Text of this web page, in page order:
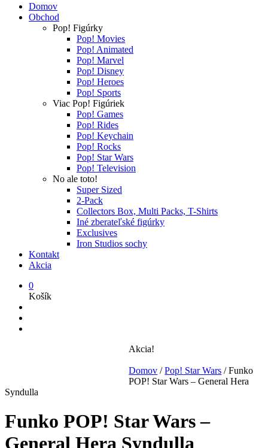
Domov
Obchod
Pop! Figúrky
Pop! Movies
Pop! Animated
Pop! Marvel
Pop! Disney
Pop! Heroes
Pop! Sports
Viac Pop! Figúriek
Pop! Games
Pop! Rides
Pop! Keychain
Pop! Rocks
Pop! Star Wars
Pop! Television
No ale toto!
Super Sized
2-Pack
Collectors Box, Multi Packs, T-Shirts
Iné zberateľské figúrky
Exclusives
Iron Studios sochy
Kontakt
Akcia
0
Košík
Akcia!
Domov / Pop! Star Wars /Funko
POP! Star Wars – General Hera
Syndulla
Funko POP! Star Wars –
General Hera Syndulla